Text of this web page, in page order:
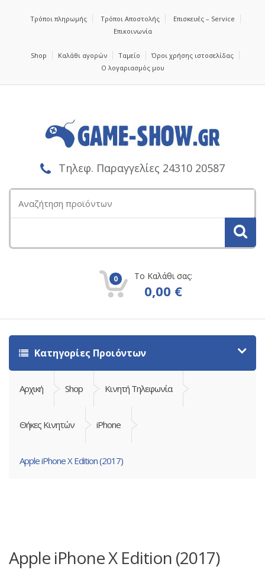
Τρόποι πληρωμής Τρόποι Αποστολής
Επισκευές – Service
Επικοινωνία
Shop Καλάθι αγορών Ταμείο
Όροι χρήσης ιστοσελίδας
Ο λογαριασμός μου
Τηλεφ. Παραγγελίες 24310 20587
για:
0 Το Καλάθι σας:
0,00 €
Κατηγορίες Προιόντων
Αρχική Shop Κινητή Τηλεφωνία
Θήκες Κινητών iPhone
Apple iPhone X Edition (2017)
Apple iPhone X Edition (2017)